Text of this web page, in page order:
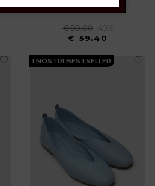
36 37 41
€ 99.00
-40%
€ 59.40
I NOSTRI BESTSELLER